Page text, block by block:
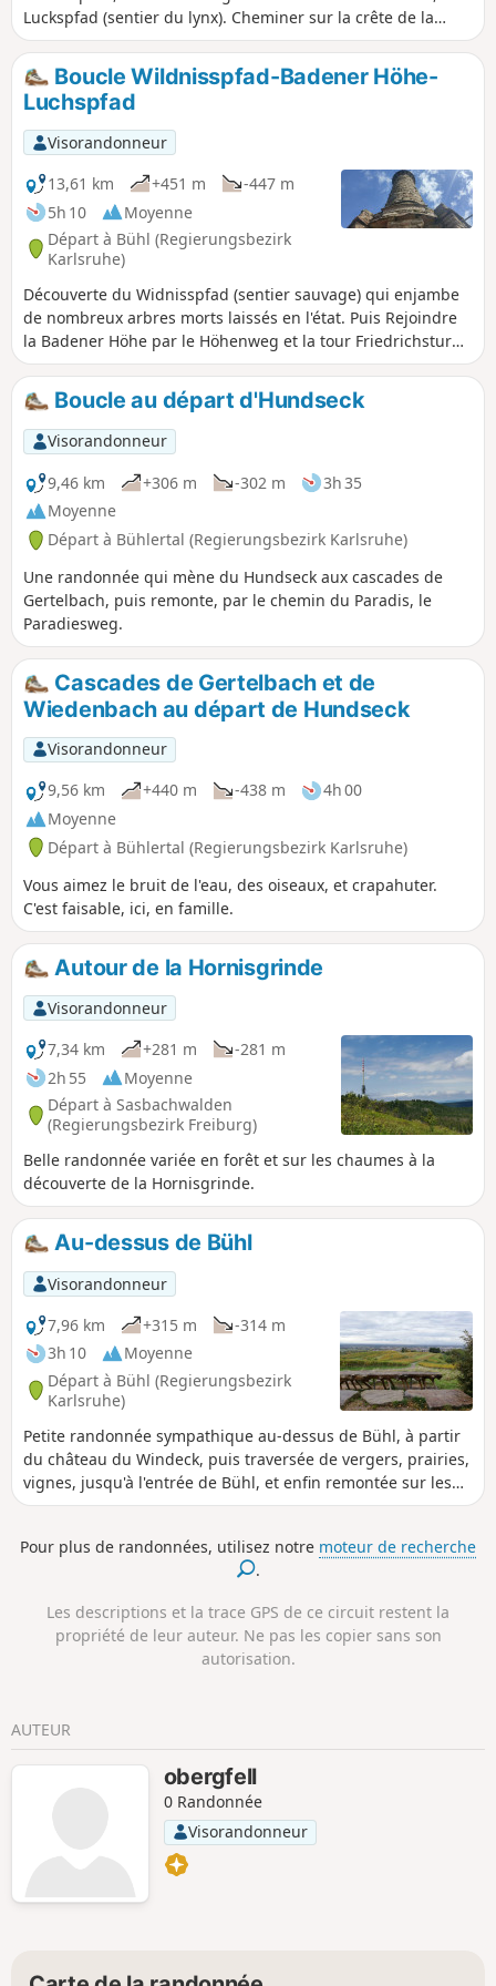
Luckspfad (sentier du lynx). Cheminer sur la crête de la
Badener Höhe et du Seekopf. Descendre à l'idyllique lac
glacier de Herrenwieser See.
Boucle Wildnisspfad-Badener Höhe-
Luchspfad
Visorandonneur
13,61 km
+451 m
-447 m
5h 10
Moyenne
Départ à Bühl (Regierungsbezirk
Karlsruhe)
Découverte du Widnisspfad (sentier sauvage) qui enjambe
de nombreux arbres morts laissés en l'état. Puis Rejoindre
la Badener Höhe par le Höhenweg et la tour Friedrichsturm
sur le Westweg qui offre un beau panorama sur le massif.
Au retour, emprunter le Brautsteinweg et finalement le
sentier pédagogique Luchspfad (sentier du lynx).
Boucle au départ d'Hundseck
Visorandonneur
9,46 km
+306 m -302 m
3h 35
Moyenne
Départ à Bühlertal (Regierungsbezirk Karlsruhe)
Une randonnée qui mène du Hundseck aux cascades de
Gertelbach, puis remonte, par le chemin du Paradis, le
Paradiesweg.
Cascades de Gertelbach et de
Wiedenbach au départ de Hundseck
Visorandonneur
9,56 km
+440 m -438 m
4h 00
Moyenne
Départ à Bühlertal (Regierungsbezirk Karlsruhe)
Vous aimez le bruit de l'eau, des oiseaux, et crapahuter.
C'est faisable, ici, en famille.
Autour de la Hornisgrinde
Visorandonneur
7,34 km
+281 m
-281 m
2h 55
Moyenne
Départ à Sasbachwalden
(Regierungsbezirk Freiburg)
Belle randonnée variée en forêt et sur les chaumes à la
découverte de la Hornisgrinde.
Au-dessus de Bühl
Visorandonneur
7,96 km
+315 m
-314 m
3h 10
Moyenne
Départ à Bühl (Regierungsbezirk
Karlsruhe)
Petite randonnée sympathique au-dessus de Bühl, à partir
du château du Windeck, puis traversée de vergers, prairies,
vignes, jusqu'à l'entrée de Bühl, et enfin remontée sur les
hauteurs. La randonnée est indiquée par les panneaux
Pour plus de randonnées, utilisez notre moteur de recherche
.
Les descriptions et la trace GPS de ce circuit restent la
propriété de leur auteur. Ne pas les copier sans son
autorisation.
AUTEUR
obergfell
0 Randonnée
Visorandonneur